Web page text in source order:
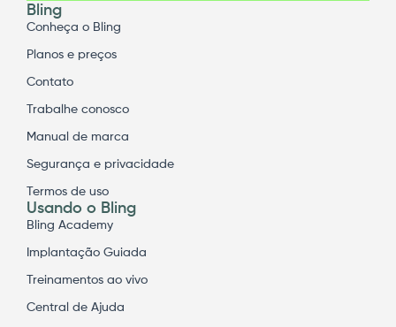
Bling
Conheça o Bling
Planos e preços
Contato
Trabalhe conosco
Manual de marca
Segurança e privacidade
Termos de uso
Usando o Bling
Bling Academy
Implantação Guiada
Treinamentos ao vivo
Central de Ajuda